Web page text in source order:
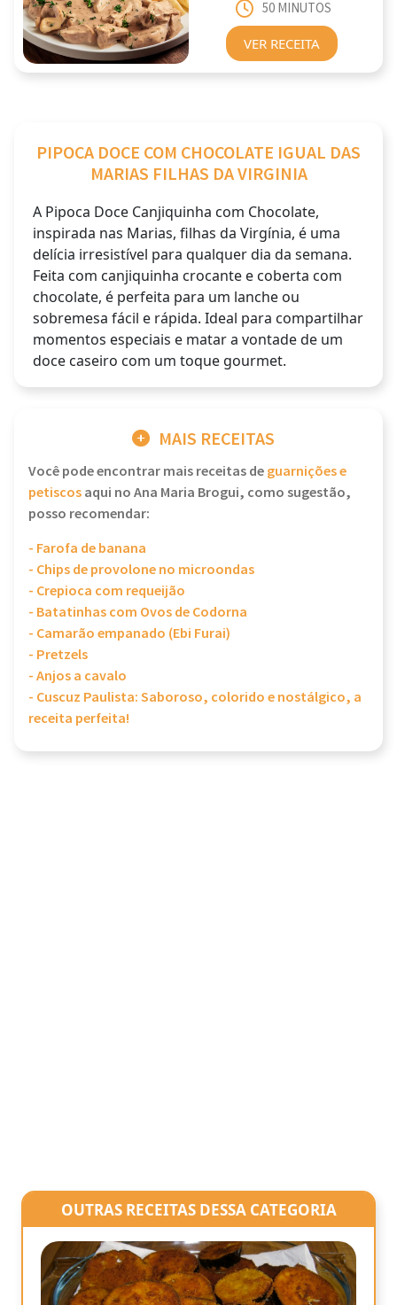
50 MINUTOS
VER RECEITA
PIPOCA DOCE COM CHOCOLATE IGUAL DAS
MARIAS FILHAS DA VIRGINIA
A Pipoca Doce Canjiquinha com Chocolate,
inspirada nas Marias, filhas da Virgínia, é uma
delícia irresistível para qualquer dia da semana.
Feita com canjiquinha crocante e coberta com
chocolate, é perfeita para um lanche ou
sobremesa fácil e rápida. Ideal para compartilhar
momentos especiais e matar a vontade de um
doce caseiro com um toque gourmet.
MAIS RECEITAS
Você pode encontrar mais receitas deguarnições e
petiscosaqui no Ana Maria Brogui, como sugestão,
posso recomendar:
- Farofa de banana
- Chips de provolone no microondas
- Crepioca com requeijão
- Batatinhas com Ovos de Codorna
- Camarão empanado (Ebi Furai)
- Pretzels
- Anjos a cavalo
- Cuscuz Paulista: Saboroso, colorido e nostálgico, a
receita perfeita!
OUTRAS RECEITAS DESSA CATEGORIA